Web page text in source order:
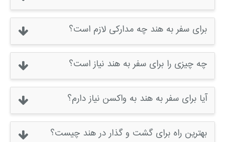
برای سفر به هند چه مدارکی لازم است؟
چه چیزی را برای سفر به هند نیاز است؟
آیا برای سفر به هند به واکسن نیاز دارم؟
بهترین راه برای گشت و گذار در هند چیست؟